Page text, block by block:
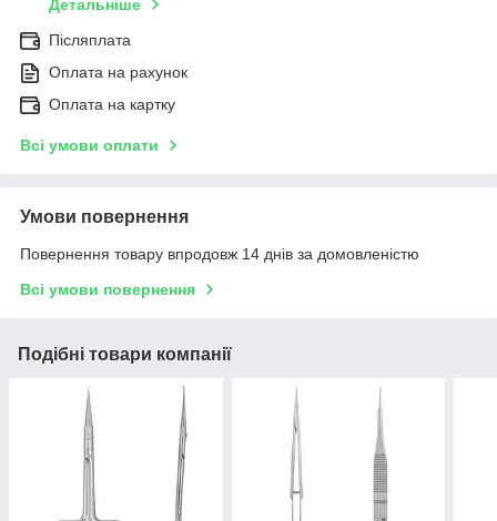
Детальніше
Післяплата
Оплата на рахунок
Оплата на картку
Всі умови оплати
Умови повернення
Повернення товару впродовж 14 днів за домовленістю
Всі умови повернення
Подібні товари компанії